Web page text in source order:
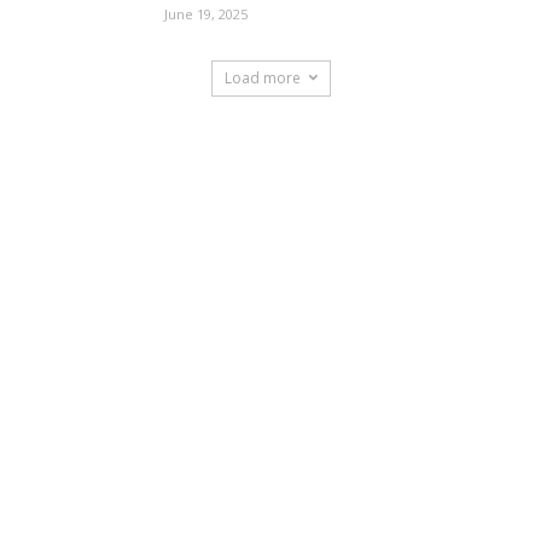
June 19, 2025
Load more